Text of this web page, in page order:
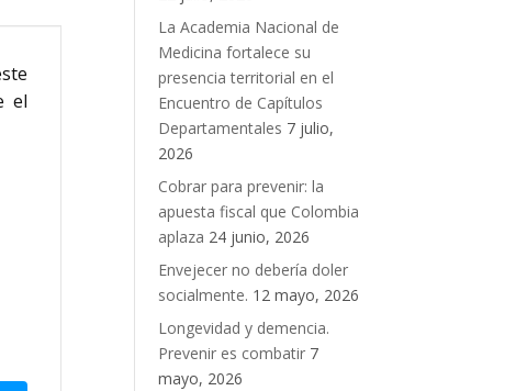
el
La Academia Nacional de
Medicina fortalece su
presencia territorial en el
Encuentro de Capítulos
Departamentales 7 julio,
2026
Cobrar para prevenir: la
apuesta fiscal que Colombia
aplaza 24 junio, 2026
Envejecer no debería doler
socialmente. 12 mayo, 2026
Longevidad y demencia.
Prevenir es combatir 7
mayo, 2026